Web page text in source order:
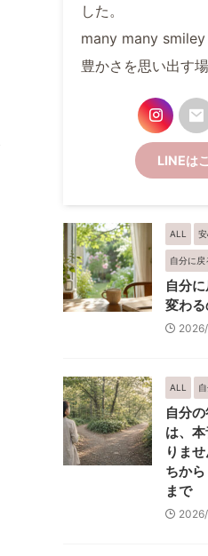
した。
many many smiley
豊かさを思い出す場
LINEは
ALL
自分に戻
自分
変わる
ALL
自分
は、
りま
ちか
まで